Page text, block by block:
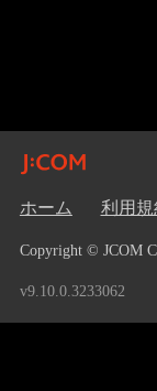
ホーム 利用規
Copyright © JCOM
v9.10.0.3233062